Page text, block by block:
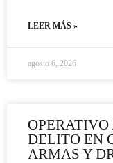
LEER MÁS »
agosto 6, 2026
DELITO EN
ARMAS Y